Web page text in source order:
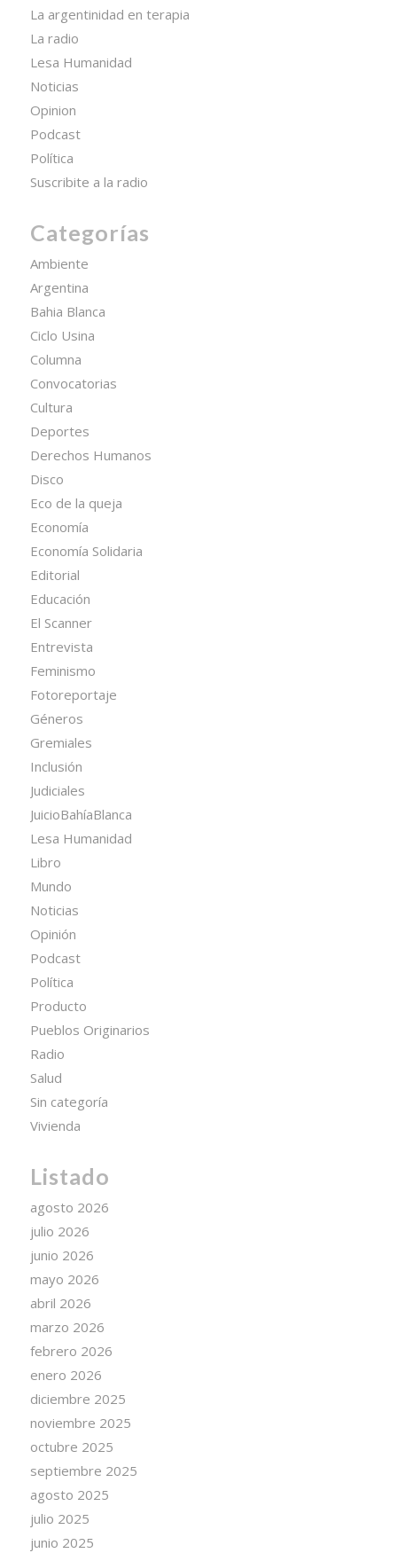
La argentinidad en terapia
La radio
Lesa Humanidad
Noticias
Opinion
Podcast
Política
Suscribite a la radio
Categorías
Ambiente
Argentina
Bahia Blanca
Ciclo Usina
Columna
Convocatorias
Cultura
Deportes
Derechos Humanos
Disco
Eco de la queja
Economía
Economía Solidaria
Editorial
Educación
El Scanner
Entrevista
Feminismo
Fotoreportaje
Géneros
Gremiales
Inclusión
Judiciales
JuicioBahíaBlanca
Lesa Humanidad
Libro
Mundo
Noticias
Opinión
Podcast
Política
Producto
Pueblos Originarios
Radio
Salud
Sin categoría
Vivienda
Listado
agosto 2026
julio 2026
junio 2026
mayo 2026
abril 2026
marzo 2026
febrero 2026
enero 2026
diciembre 2025
noviembre 2025
octubre 2025
septiembre 2025
agosto 2025
julio 2025
junio 2025